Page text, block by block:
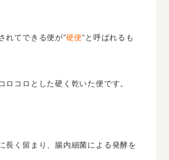
れてできる便が”硬便”と呼ばれるも
ロコロとした硬く乾いた便です。
長く留まり、腸内細菌による発酵を